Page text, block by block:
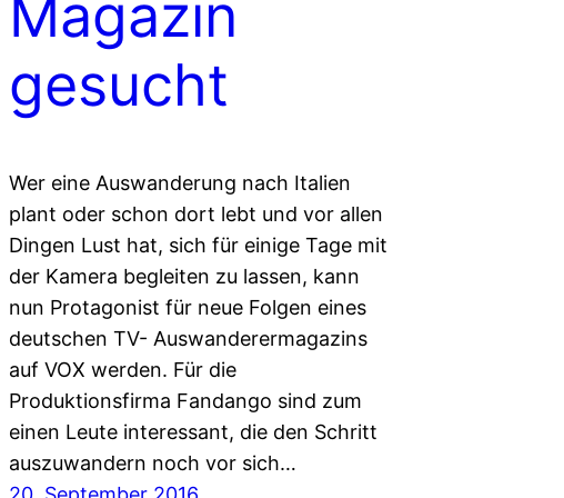
Magazin
gesucht
Wer eine Auswanderung nach Italien
plant oder schon dort lebt und vor allen
Dingen Lust hat, sich für einige Tage mit
der Kamera begleiten zu lassen, kann
nun Protagonist für neue Folgen eines
deutschen TV- Auswanderermagazins
auf VOX werden. Für die
Produktionsfirma Fandango sind zum
einen Leute interessant, die den Schritt
auszuwandern noch vor sich…